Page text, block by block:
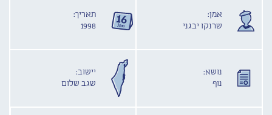
אמן:
שרנקו יבגני
תאריך:
1998
נושא:
נוף
יישוב:
שגב שלום